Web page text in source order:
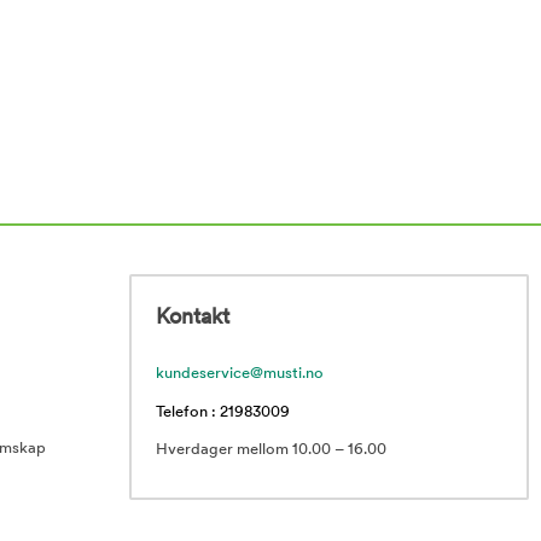
Kontakt
kundeservice@musti.no
Telefon : 21983009
Hverdager mellom 10.00 – 16.00